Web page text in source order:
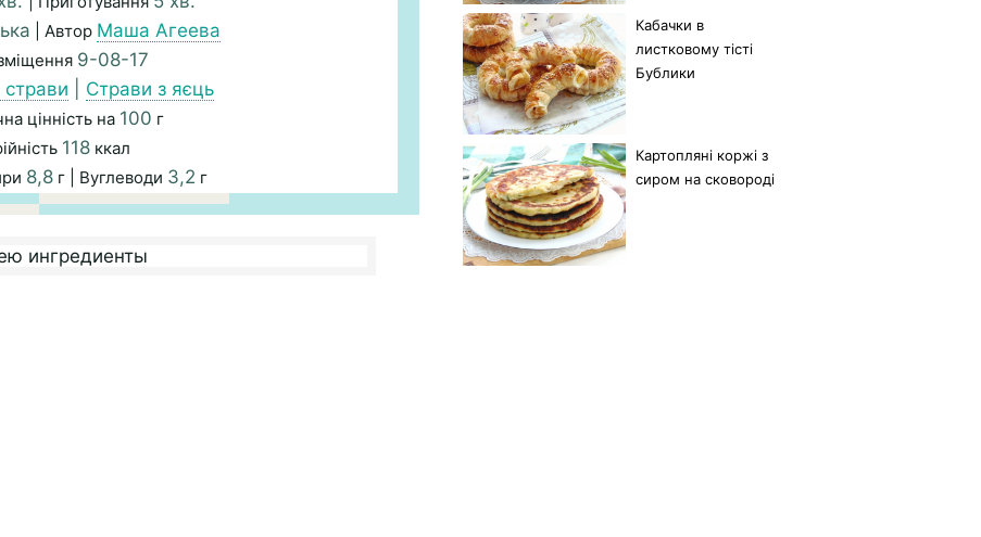
| Автор Маша Агеева
9-08-17
страви Страви з яєць
цінність на 100 г
118ккал
8,8 г | Вуглеводи 3,2 г
Кабачки в
листковому тісті
Бублики
Картопляні коржі з
сиром на сковороді